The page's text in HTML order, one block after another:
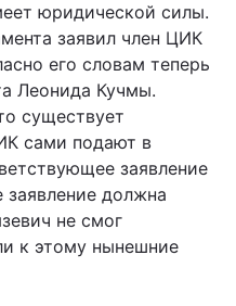
юридической силы.
заявил член ЦИК
его словам теперь
Леонида Кучмы.
существует
сами подают в
заявление
заявление должна
не смог
к этому нынешние